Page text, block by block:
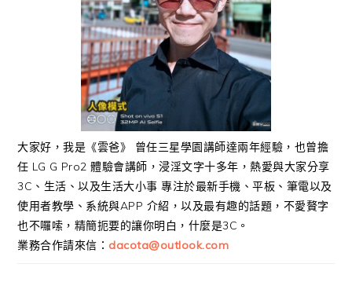
大家好，我是《雲爸》 曾任三星學園講師達兩年經驗，也曾擔
任 LG G Pro2 體驗會講師，浸淫文字十多年，熱愛與大家分享
3C、生活、以及生活大小事 專注於最新手機、平板、筆電以及
使用者教學、系統與APP 介紹，以及最有趣的話題，不愛贅字
也不囉嗦，精簡扼要的讓你明白，什麼是3C。
業務合作請來信： dacota@outlook.com